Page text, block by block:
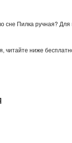
сне Пилка ручная?
читайте ниже